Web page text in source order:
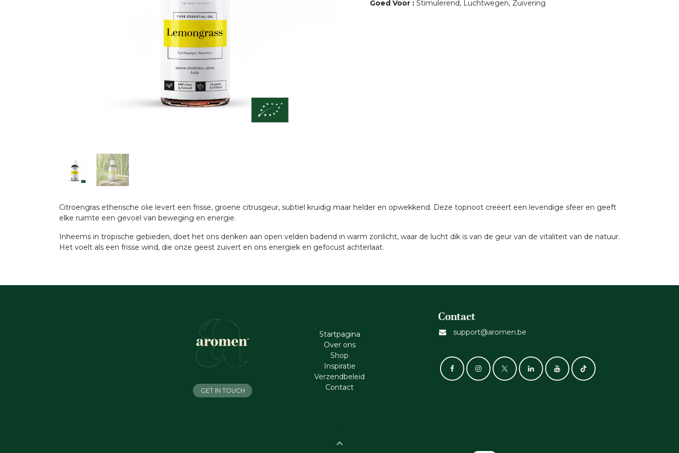
Goed Voor : Stimulerend, Luchtwegen, Zuivering
Citroengras etherische olie levert een frisse, groene citrusgeur, subtiel kruidig maar helder en opwekkend. Deze topnoot creëert een levendige sfeer en geeft
elke ruimte een gevoel van beweging en energie.
Inheems in tropische gebieden, doet het ons denken aan open velden badend in warm zonlicht, waar de lucht dik is van de geur van de vitaliteit van de natuur.
Het voelt als een frisse wind, die onze geest zuivert en ons energiek en gefocust achterlaat.
Startpagina
Ove​r​ ons
Shop
Inspiratie
Verzendbeleid
Cont​act
Contact
support@aromen.be
GET IN TOUCH